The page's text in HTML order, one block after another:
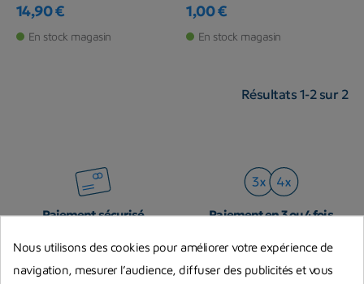
Prix
14,90 €
En stock magasin
Prix
1,00 €
En stock magasin
Résultats 1-2 sur 2
Paiement sécurisé Paiement en 3 ou 4 fois
Nous utilisons des cookies pour améliorer votre expérience de
navigation, mesurer l’audience, diffuser des publicités et vous